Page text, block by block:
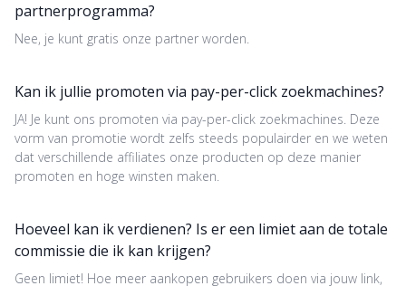
partnerprogramma?
Nee, je kunt gratis onze partner worden.
Kan ik jullie promoten via pay-per-click zoekmachines?
JA! Je kunt ons promoten via pay-per-click zoekmachines. Deze
vorm van promotie wordt zelfs steeds populairder en we weten
dat verschillende affiliates onze producten op deze manier
promoten en hoge winsten maken.
Hoeveel kan ik verdienen? Is er een limiet aan de totale
commissie die ik kan krijgen?
Geen limiet! Hoe meer aankopen gebruikers doen via jouw link,